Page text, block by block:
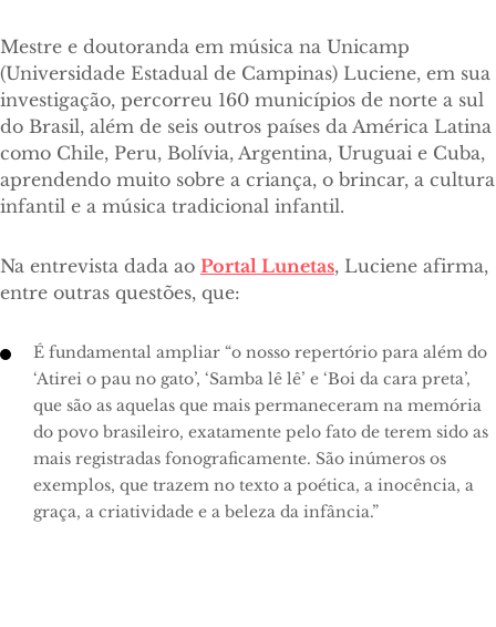
Mestre e doutoranda em música na Unicamp
(Universidade Estadual de Campinas) Luciene, em sua
investigação, percorreu 160 municípios de norte a sul
do Brasil, além de seis outros países da América Latina
como Chile, Peru, Bolívia, Argentina, Uruguai e Cuba,
aprendendo muito sobre a criança, o brincar, a cultura
infantil e a música tradicional infantil.
Na entrevista dada ao Portal Lunetas, Luciene afirma,
entre outras questões, que:
É fundamental ampliar “o nosso repertório para além do
‘Atirei o pau no gato’, ‘Samba lê lê’ e ‘Boi da cara preta’,
que são as aquelas que mais permaneceram na memória
do povo brasileiro, exatamente pelo fato de terem sido as
mais registradas fonograficamente. São inúmeros os
exemplos, que trazem no texto a poética, a inocência, a
graça, a criatividade e a beleza da infância.”